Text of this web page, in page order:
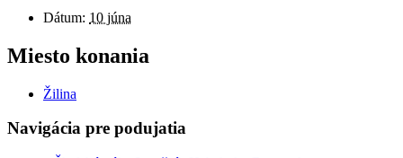
Dátum: 10 júna
Miesto konania
Žilina
Navigácia pre podujatia